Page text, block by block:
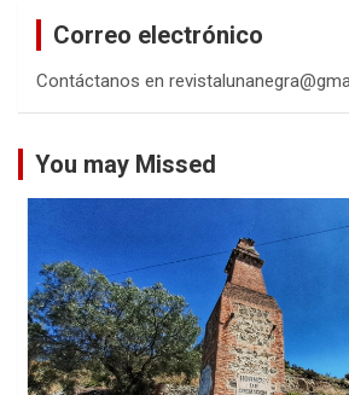
Correo electrónico
Contáctanos en
You may Missed